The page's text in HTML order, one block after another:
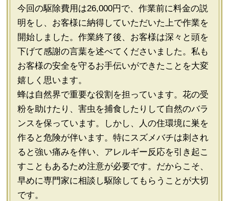
今回の駆除費用は26,000円で、作業前に料金の説
明をし、お客様に納得していただいた上で作業を
開始しました。作業終了後、お客様は深々と頭を
下げて感謝の言葉を述べてくださいました。私も
お客様の安全を守るお手伝いができたことを大変
嬉しく思います。
蜂は自然界で重要な役割を担っています。花の受
粉を助けたり、害虫を捕食したりして自然のバラ
ンスを保っています。しかし、人の住環境に巣を
作ると危険が伴います。特にスズメバチは刺され
ると強い痛みを伴い、アレルギー反応を引き起こ
すこともあるため注意が必要です。だからこそ、
早めに専門家に相談し駆除してもらうことが大切
です。